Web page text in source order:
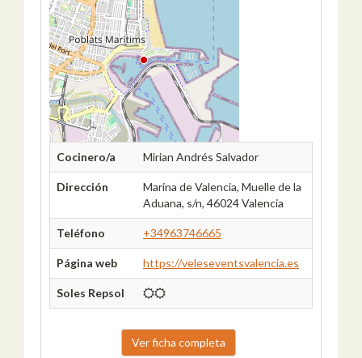
Cocinero/a Mirian Andrés Salvador
Dirección
Marina de Valencia, Muelle de la
Aduana, s/n, 46024 Valencia
Teléfono +34963746665
Página web https://veleseventsvalencia.es
Soles Repsol
Ver ficha completa